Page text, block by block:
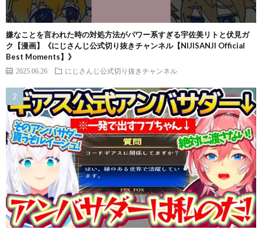
嫌なことを言われた時の対処方法がパワー系すぎる宇佐美リトと伏見ガ
ク【漫画】《にじさんじ公式切り抜きチャンネル【NIJISANJI Official
Best Moments】》
2025.06.26 にじさんじ公式切り抜きチャンネル